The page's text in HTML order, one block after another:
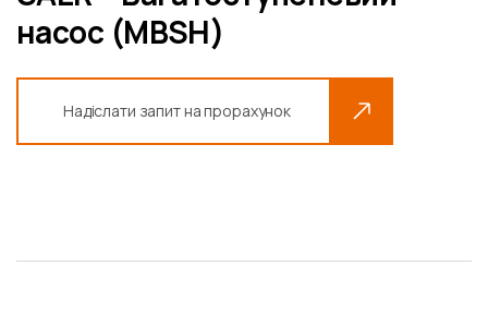
насос (MBSH)
Надіслати запит на прорахунок